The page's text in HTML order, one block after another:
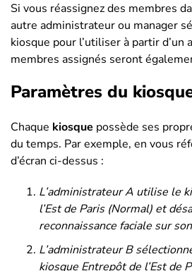
Si vous réassignez des membres
autre administrateur ou manager
kiosque pour l’utiliser à partir d’un
membres assignés seront
Paramètres du
Chaque kiosque possède ses
du temps. Par exemple, en vous
d’écran ci-dessus :
L’administrateur A utilise le
l’Est de Paris (Normal) et
reconnaissance faciale sur
L’administrateur B
kiosque Entrepôt de l’Est de